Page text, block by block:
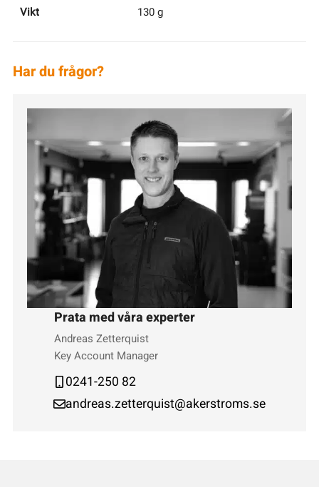
Vikt 130 g
Har du frågor?
Prata med våra experter
Andreas Zetterquist
Key Account Manager
0241-250 82
andreas.zetterquist@akerstroms.se